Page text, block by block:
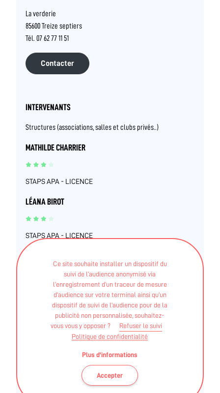
Ce site souhaite installer un dispositif du
suivi de l’audience anonymisé via
l’enregistrement d’un traceur de mesure
d’audience sur votre terminal ainsi qu’un
dispositif de suivi de l’audience pour de la
publicité non personnalisée, souhaitez-
vous vous y opposer ?
Refuser le suivi
Politique de confidentialité
Plus d'informations
Accepter
La verderie
85600 Treize septiers
Tél. 07 62 77 11 51
Contacter
INTERVENANTS
Structures (associations, salles et clubs privés..)
MATHILDE CHARRIER
STAPS APA - LICENCE
LÉANA BIROT
STAPS APA - LICENCE
STAPS APA - Licence
STAPS APA - Maitrise
MARINE BAILLON
STAPS APA - Licence mention parcours type –
"Activité physique adaptée et santé